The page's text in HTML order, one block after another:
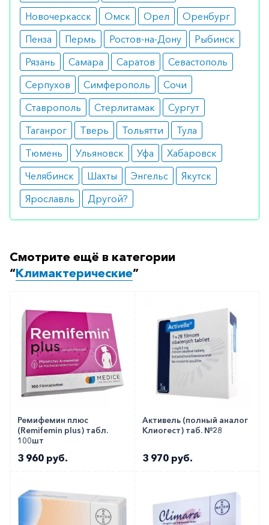
Побочные реакции
изменение полового влечения;
повышение массы тела;
огрубение молочных желез.
Как оформить заказ?
Вы можете заказать препарат с доставкой в
аптеку-партнёра в вашем городе. Для этого Вы
можете оформить бронирование на сайте или
заказать по телефону8 800 301 52 86(бесплатно
с любого телефона по РФ)
Новочеркасск
Омск Орел
Оренбург
Пенза
Пермь Ростов-на-Дону
Рыбинск
Рязань
Самара Саратов
Севастополь
Серпухов
Симферополь
Сочи
Ставрополь
Стерлитамак
Сургут
Таганрог
Тверь Тольятти
Тула
Тюмень
Ульяновск Уфа
Хабаровск
Челябинск
Шахты Энгельс
Якутск
Ярославль
Другой?
Смотрите ещё в категории
“Климактерические”
Ремифемин плюс
(Remifemin plus) табл.
100шт
3 960 руб.
Активель (полный аналог
Клиогест) таб. №28
3 970 руб.